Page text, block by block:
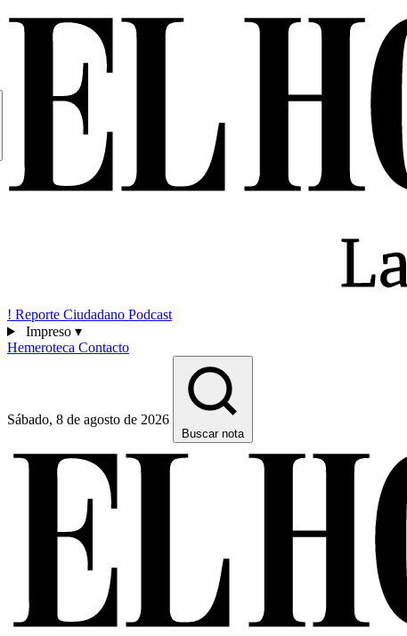
! Reporte Ciudadano Podcast
Impreso ▾
Hemeroteca Contacto
Sábado, 8 de agosto de 2026
Buscar nota